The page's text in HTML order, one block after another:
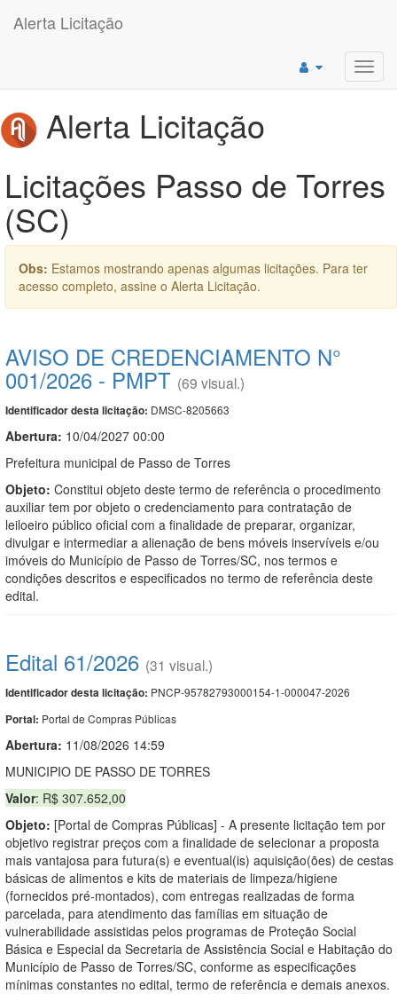
Alerta Licitação
Alerta Licitação
Licitações Passo de Torres
(SC)
Obs: Estamos mostrando apenas algumas licitações. Para ter
acesso completo, assine o Alerta Licitação.
AVISO DE CREDENCIAMENTO N°
001/2026 - PMPT (69 visual.)
Identificador desta licitação: DMSC-8205663
Abertura: 10/04/2027 00:00
Prefeitura municipal de Passo de Torres
Objeto: Constitui objeto deste termo de referência o procedimento
auxiliar tem por objeto o credenciamento para contratação de
leiloeiro público oficial com a finalidade de preparar, organizar,
divulgar e intermediar a alienação de bens móveis inservíveis e/ou
imóveis do Município de Passo de Torres/SC, nos termos e
condições descritos e especificados no termo de referência deste
edital.
Edital 61/2026 (31 visual.)
Identificador desta licitação: PNCP-95782793000154-1-000047-2026
Portal: Portal de Compras Públicas
Abertura: 11/08/2026 14:59
MUNICIPIO DE PASSO DE TORRES
Valor: R$ 307.652,00
Objeto: [Portal de Compras Públicas] - A presente licitação tem por
objetivo registrar preços com a finalidade de selecionar a proposta
mais vantajosa para futura(s) e eventual(is) aquisição(ões) de cestas
básicas de alimentos e kits de materiais de limpeza/higiene
(fornecidos pré-montados), com entregas realizadas de forma
parcelada, para atendimento das famílias em situação de
vulnerabilidade assistidas pelos programas de Proteção Social
Básica e Especial da Secretaria de Assistência Social e Habitação do
Município de Passo de Torres/SC, conforme as especificações
mínimas constantes no edital, termo de referência e demais anexos.